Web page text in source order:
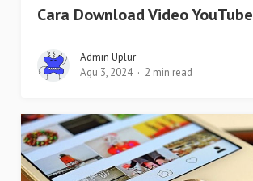
Cara Download Video YouTube
Admin Uplur
Agu 3, 2024
2 min read